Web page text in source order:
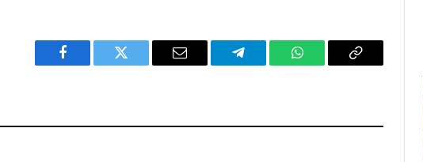
Facebook Twitter Email Telegram WhatsAppCopy